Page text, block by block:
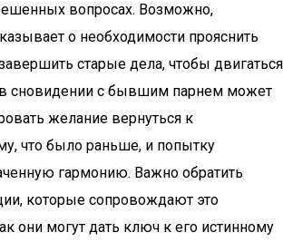
вопросах. Возможно,
о необходимости прояснить
старые дела, чтобы двигаться
сновидении с бывшим парнем может
желание вернуться к
что было раньше, и попытку
гармонию. Важно обратить
которые сопровождают это
они могут дать ключ к его истинному